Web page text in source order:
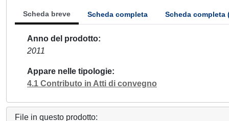
Scheda breve Scheda completa Scheda completa
Anno del prodotto
2011
Appare nelle tipologie
4.1 Contributo in Atti di convegno
File in questo prodotto: